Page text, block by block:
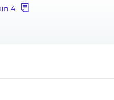
4 חוות דעת